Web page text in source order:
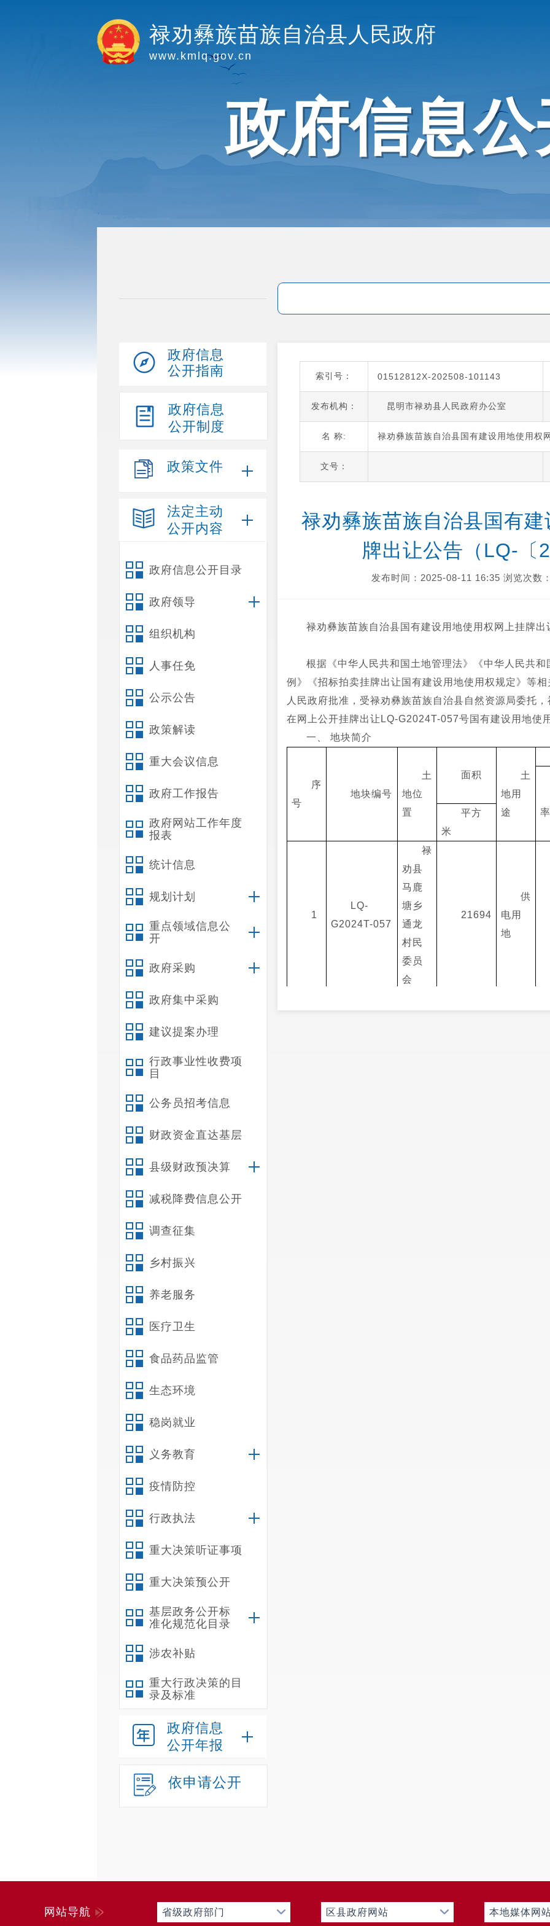
禄劝彝族苗族自治县人民政府
www.kmlq.gov.cn
政府信息公
政府信息
公开指南
政府信息
公开制度
政策文件
法定主动
公开内容
政府信息公开目录
政府领导
组织机构
人事任免
公示公告
政策解读
重大会议信息
政府工作报告
政府网站工作年度
报表
统计信息
规划计划
重点领域信息公
开
政府采购
政府集中采购
建议提案办理
行政事业性收费项
目
公务员招考信息
财政资金直达基层
县级财政预决算
减税降费信息公开
调查征集
乡村振兴
养老服务
医疗卫生
食品药品监管
生态环境
稳岗就业
义务教育
疫情防控
行政执法
重大决策听证事项
重大决策预公开
基层政务公开标
准化规范化目录
涉农补贴
重大行政决策的目
录及标准
政府信息
公开年报
依申请公开
索引号： 01512812X-202508-101143
发布机构： 昆明市禄劝县人民政府办公室
名 称: 禄劝彝族苗族自治县国有建设用地使用权
文号：
禄劝彝族苗族自治县国有
牌出让公告（LQ-〔
发布时间：2025-08-11 16:35 浏览次数
禄劝彝族苗族自治县国有建设用地使用权网上挂牌出
根据《中华人民共和国土地管理法》《中华人民共
例》《招标拍卖挂牌出让国有建设用地使用权规定》等
人民政府批准，受禄劝彝族苗族自治县自然资源局委托
在网上公开挂牌出让LQ-G2024T-057号国有建设用地使
一、 地块简介
序
号
地块编号
土
地位
置
面积
土
地用
途
率
平方
米
1
LQ-
G2024T-057
禄
劝县
马鹿
塘乡
通龙
村民
委员
会
21694
供
电用
地
（三）本次国有建设用地使用权网上挂牌出让只接
行），不接受书面、电话、邮寄、电子邮件及口头等竞买
十、 查询网址
网站导航 省级政府部门 区县政府网站 本地媒体网